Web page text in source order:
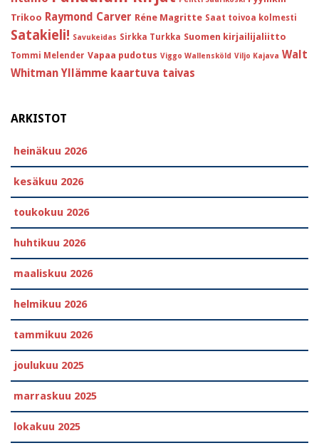
Trikoo Raymond Carver Réne Magritte Saat toivoa kolmesti
Satakieli! Savukeidas Sirkka Turkka Suomen kirjailijaliitto
Tommi Melender Vapaa pudotus Viggo Wallensköld Viljo Kajava Walt
Whitman Yllämme kaartuva taivas
ARKISTOT
heinäkuu 2026
kesäkuu 2026
toukokuu 2026
huhtikuu 2026
maaliskuu 2026
helmikuu 2026
tammikuu 2026
joulukuu 2025
marraskuu 2025
lokakuu 2025